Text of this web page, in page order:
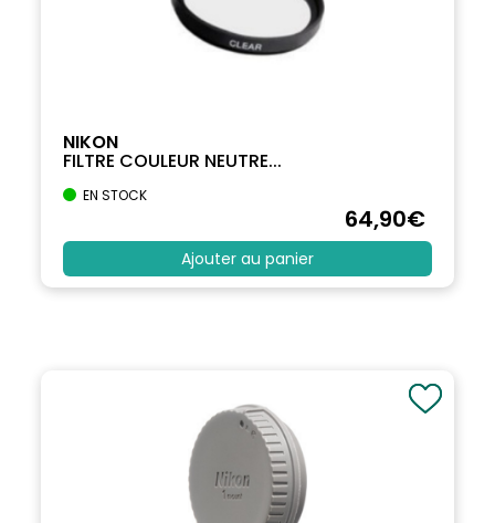
NIKON
FILTRE COULEUR NEUTRE...
EN STOCK
64,90€
Ajouter au panier